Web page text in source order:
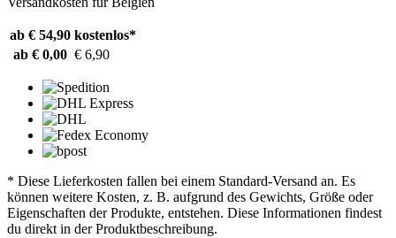
ab € 54,90 kostenlos*
ab € 0,00 € 6,90
* Diese Lieferkosten fallen bei einem Standard-Versand an. Es
können weitere Kosten, z. B. aufgrund des Gewichts, Größe oder
Eigenschaften der Produkte, entstehen. Diese Informationen findest
du direkt in der Produktbeschreibung.